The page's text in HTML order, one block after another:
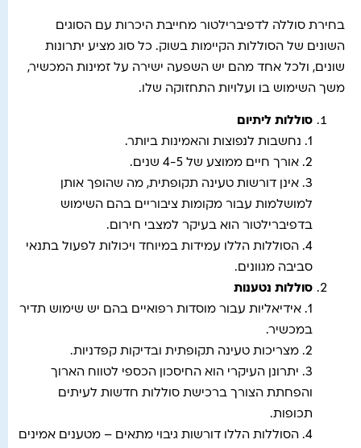
בחירת סוללה לדפיברילטור מחייבת היכרות עם הסוגים
השונים של הסוללות הקיימות בשוק. כל סוג מציע יתרונות
שונים, ולכל אחד מהם יש השפעה ישירה על זמינות המכשיר,
משך השימוש בו ועלויות התחזוקה שלו.
סוללות ליתיום
1. נחשבות לנפוצות והאמינות ביותר.
2. אורך חיים ממוצע של 4-5 שנים.
3. אינן דורשות טעינה תקופתית, מה שהופך אותן
למושלמות עבור מקומות ציבוריים בהם השימוש
בדפיברילטור הוא בעיקר למצבי חירום.
4. הסוללות הללו עמידות במיוחד ויכולות לפעול בתנאי
סביבה מגוונים.
סוללות נטענות
1. אידיאליות עבור מוסדות רפואיים בהם יש שימוש תדיר
במכשיר.
2. מצריכות טעינה תקופתית ובדיקות קפדניות.
3. יתרונן העיקרי הוא החיסכון הכספי לטווח הארוך
והפחתת הצורך ברכישת סוללות חדשות לעיתים
תכופות.
4. הסוללות הללו דורשות גיבוי מתאים – מטענים אמינים